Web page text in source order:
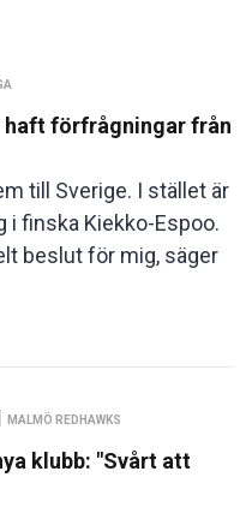
haft förfrågningar från
till Sverige. I stället är
finska Kiekko-Espoo.
beslut för mig, säger
MALMÖ REDHAWKS
klubb: "Svårt att